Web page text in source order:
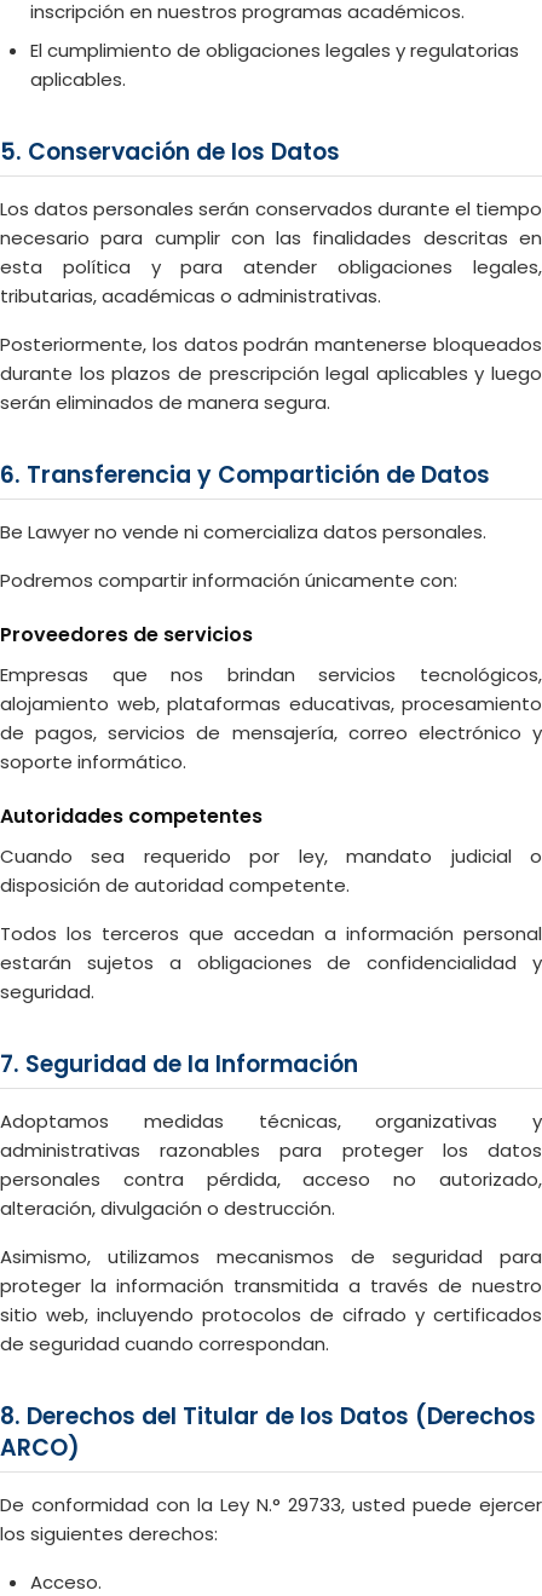
inscripción en nuestros programas académicos.
El cumplimiento de obligaciones legales y regulatorias
aplicables.
5. Conservación de los Datos
Los datos personales serán conservados durante el tiempo
necesario para cumplir con las finalidades descritas en
esta política y para atender obligaciones legales,
tributarias, académicas o administrativas.
Posteriormente, los datos podrán mantenerse bloqueados
durante los plazos de prescripción legal aplicables y luego
serán eliminados de manera segura.
6. Transferencia y Compartición de Datos
Be Lawyer no vende ni comercializa datos personales.
Podremos compartir información únicamente con:
Proveedores de servicios
Empresas que nos brindan servicios tecnológicos,
alojamiento web, plataformas educativas, procesamiento
de pagos, servicios de mensajería, correo electrónico y
soporte informático.
Autoridades competentes
Cuando sea requerido por ley, mandato judicial o
disposición de autoridad competente.
Todos los terceros que accedan a información personal
estarán sujetos a obligaciones de confidencialidad y
seguridad.
7. Seguridad de la Información
Adoptamos medidas técnicas, organizativas y
administrativas razonables para proteger los datos
personales contra pérdida, acceso no autorizado,
alteración, divulgación o destrucción.
Asimismo, utilizamos mecanismos de seguridad para
proteger la información transmitida a través de nuestro
sitio web, incluyendo protocolos de cifrado y certificados
de seguridad cuando correspondan.
8. Derechos del Titular de los Datos (Derechos
ARCO)
De conformidad con la Ley N.° 29733, usted puede ejercer
los siguientes derechos:
Acceso.